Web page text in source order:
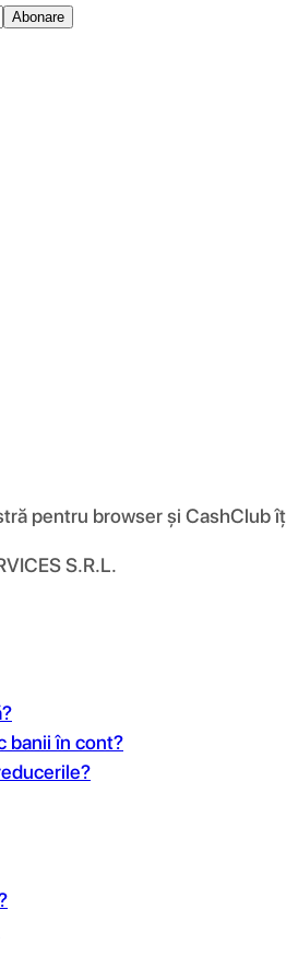
Abonare
pentru browser și CashClub
S.R.L.
banii în cont?